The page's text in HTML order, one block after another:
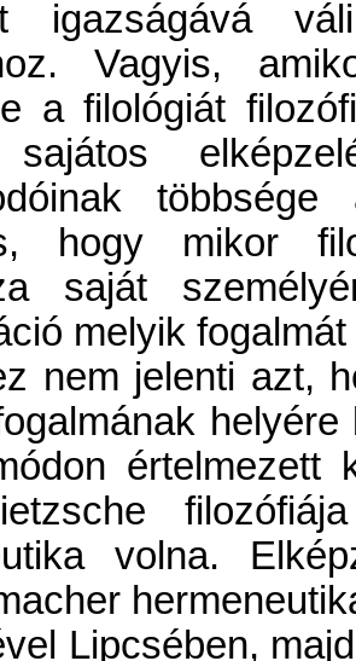
igazságává
Vagyis,
a filológiát
sajátos
hogy mikor
saját
melyik
nem jelenti azt,
értelmezett
volna.
Lipcsében,